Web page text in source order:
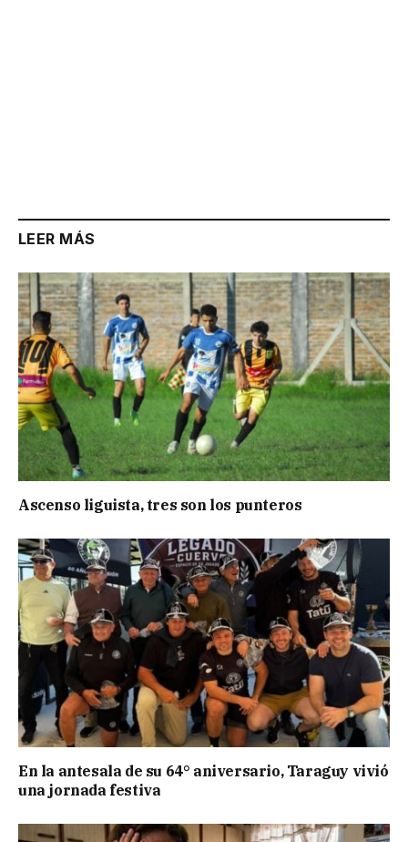
LEER MÁS
Ascenso liguista, tres son los punteros
En la antesala de su 64° aniversario, Taraguy vivió
una jornada festiva